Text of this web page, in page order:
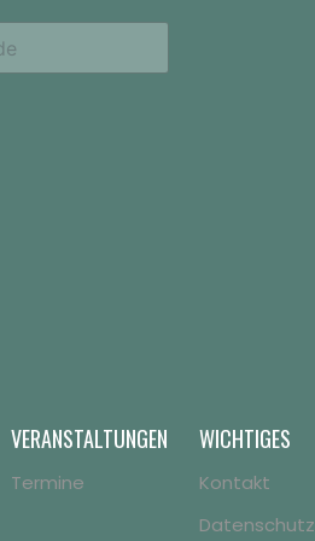
VERANSTALTUNGEN
Termine
WICHTIGES
Kontakt
Datenschutz